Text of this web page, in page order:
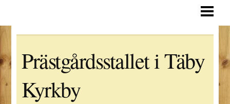
REGLER & RUTINER
STYRELSE & STADGAR
FOTON
Prästgårdsstallet i Täby
Kyrkby